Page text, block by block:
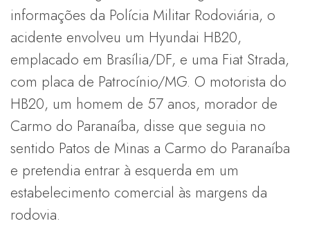
informações da Polícia Militar Rodoviária, o
acidente envolveu um Hyundai HB20,
emplacado em Brasília/DF, e uma Fiat Strada,
com placa de Patrocínio/MG. O motorista do
HB20, um homem de 57 anos, morador de
Carmo do Paranaíba, disse que seguia no
sentido Patos de Minas a Carmo do Paranaíba
e pretendia entrar à esquerda em um
estabelecimento comercial às margens da
rodovia.